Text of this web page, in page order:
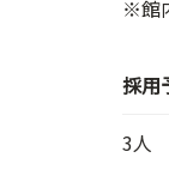
※館
採用
3人